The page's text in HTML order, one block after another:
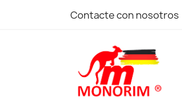
Contacte con nosotros